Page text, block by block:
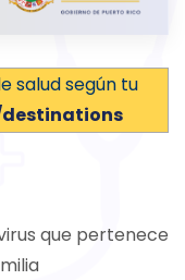
salud según tu
que pertenece